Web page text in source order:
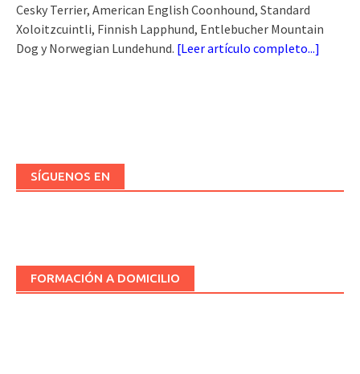
Cesky Terrier, American English Coonhound, Standard
Xoloitzcuintli, Finnish Lapphund, Entlebucher Mountain
Dog y Norwegian Lundehund. [Leer artículo completo...]
SÍGUENOS EN
FORMACIÓN A DOMICILIO